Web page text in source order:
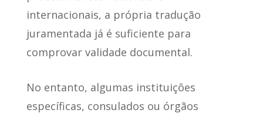
internacionais, a própria tradução
juramentada já é suficiente para
comprovar validade documental.
No entanto, algumas instituições
específicas, consulados ou órgãos